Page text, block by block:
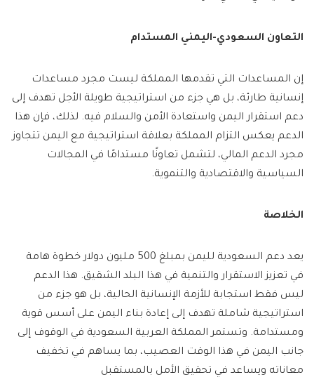
التعاون السعودي-اليمني المستدام
إن المساعدات التي تقدمها المملكة ليست مجرد مساعدات
إنسانية طارئة، بل هي جزء من استراتيجية طويلة الأجل تهدف إلى
دعم استقرار اليمن واستعادة الأمن والسلام فيه. لذلك، فإن هذا
الدعم يعكس التزام المملكة بعلاقة استراتيجية مع اليمن تتجاوز
مجرد الدعم المالي، لتشمل تعاونًا مستدامًا في المجالات
السياسية والاقتصادية والتنموية.
الخلاصة
يعد دعم السعودية لليمن بمبلغ 500 مليون دولار خطوة هامة
في تعزيز الاستقرار والتنمية في هذا البلد الشقيق. هذا الدعم
ليس فقط استجابة للأزمة الإنسانية الحالية، بل هو جزء من
استراتيجية شاملة تهدف إلى إعادة بناء اليمن على أسس قوية
ومستدامة. وتستمر المملكة العربية السعودية في الوقوف إلى
جانب اليمن في هذا الوقت العصيب، بما يساهم في تخفيف
معاناته ويساعد في تحقيق الأمل بالمستقبل